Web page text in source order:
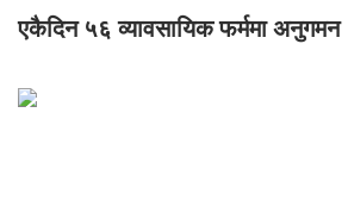
एकैदिन ५६ व्यावसायिक फर्ममा अनुगमन